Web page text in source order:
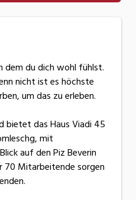
dem du dich wohl fühlst.
nicht ist es höchste
um das zu erleben.
bietet das Haus Viadi 45
mit
auf den Piz Beverin
70 Mitarbeitende sorgen